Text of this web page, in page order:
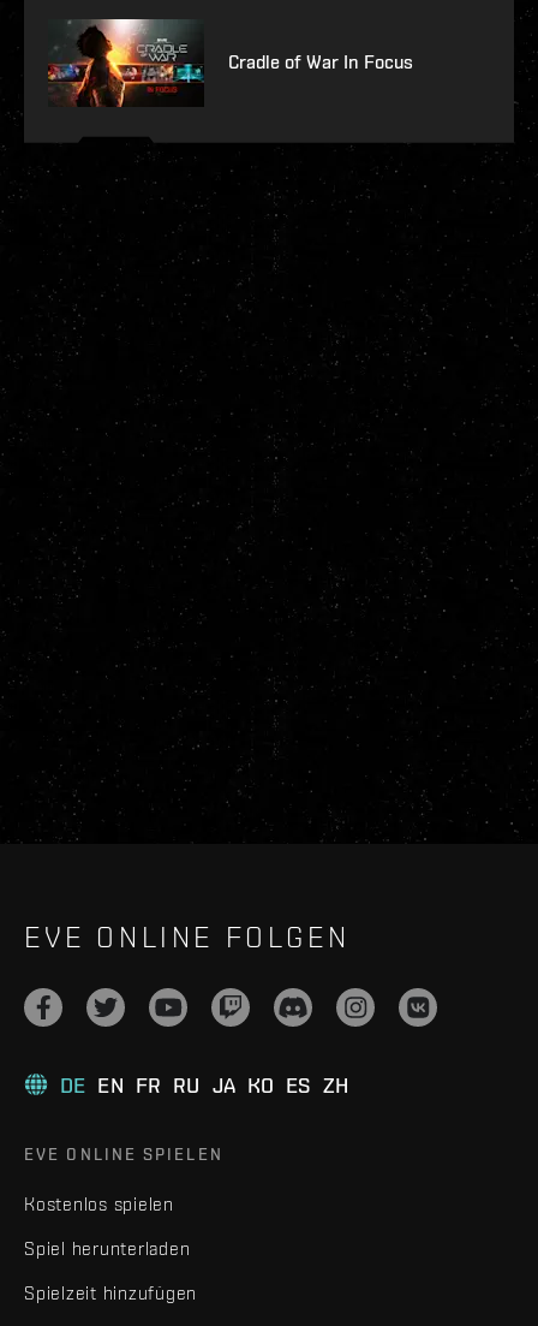
Cradle of War In Focus
EVE ONLINE FOLGEN
DE EN FR RU JA KO ES ZH
EVE ONLINE SPIELEN
Kostenlos spielen
Spiel herunterladen
Spielzeit hinzufügen